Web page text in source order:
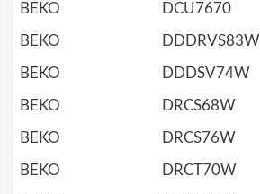
BEKO DCU7670
BEKO DDDRVS83W
BEKO DDDSV74W
BEKO DRCS68W
BEKO DRCS76W
BEKO DRCT70W